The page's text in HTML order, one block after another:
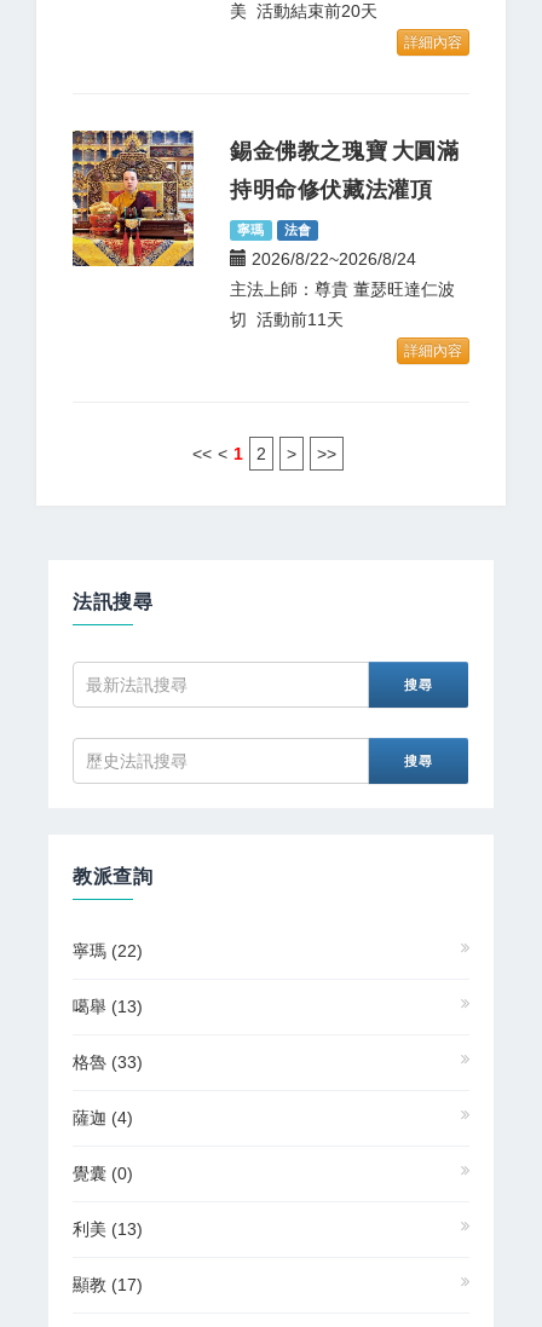
美 活動結束前20天
詳細內容
錫金佛教之瑰寶 大圓滿
持明命修伏藏法灌頂
寧瑪 法會
2026/8/22~2026/8/24
主法上師：尊貴 董瑟旺達仁波
切 活動前11天
詳細內容
<< < 1 2 > >>
法訊搜尋
教派查詢
寧瑪 (22)
噶舉 (13)
格魯 (33)
薩迦 (4)
覺囊 (0)
利美 (13)
顯教 (17)